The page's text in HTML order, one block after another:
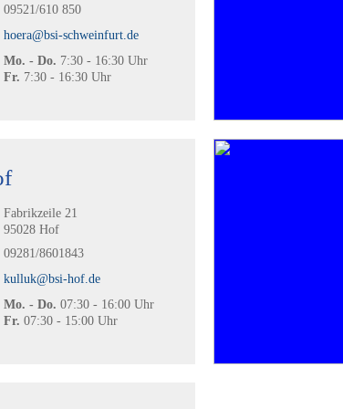
09521/610 850
hoera@bsi-schweinfurt.de
Mo. - Do. 7:30 - 16:30 Uhr
Fr. 7:30 - 16:30 Uhr
Fabrikzeile 21
95028 Hof
09281/8601843
kulluk@bsi-hof.de
Mo. - Do. 07:30 - 16:00 Uhr
Fr. 07:30 - 15:00 Uhr